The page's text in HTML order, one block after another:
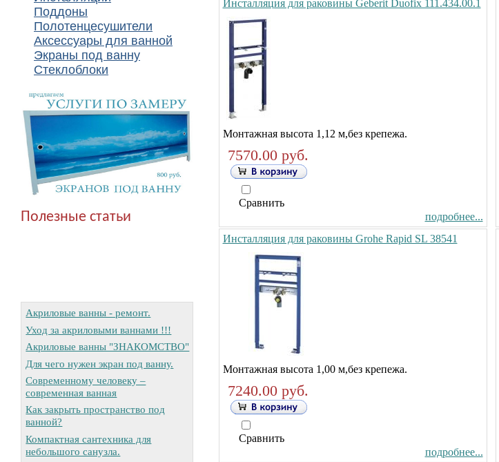
Поддоны
Полотенцесушители
Аксессуары для ванной
Экраны под ванну
Стеклоблоки
Полезные статьи
Акриловые ванны - ремонт.
Уход за акриловыми ваннами !!!
Акриловые ванны "ЗНАКОМСТВО"
Для чего нужен экран под ванну.
Современному человеку –
современная ванная
Как закрыть пространство под
ванной?
Компактная сантехника для
небольшого санузла.
Инсталляция для раковины Geberit Duofix 111.434.00.1
Монтажная высота 1,12 м,без крепежа.
7570.00 руб.
Сравнить
подробнее...
Инсталляция для раковины Grohe Rapid SL 38541
Монтажная высота 1,00 м,без крепежа.
7240.00 руб.
Сравнить
подробнее...